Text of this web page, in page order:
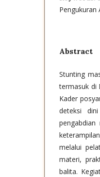
Abstract
Stunting
termasuk di
Kader
deteksi
melalui
materi,
balita.